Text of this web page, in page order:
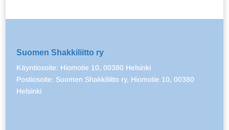
Suomen Shakkiliitto ry
Käyntiosoite: Hiomotie 10, 00380 Helsinki
Postiosoite: Suomen Shakkiliitto ry, Hiomotie 10, 00380
Helsinki